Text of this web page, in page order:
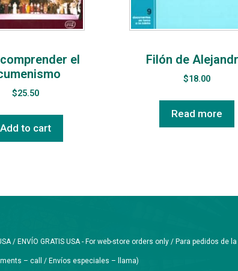
el
$25.50
Add to cart
Filón de
$18.00
Read more
USA / ENVÍO GRATIS USA - For web-store orders only / Para pedidos de
– call / Envíos especiales – llama)